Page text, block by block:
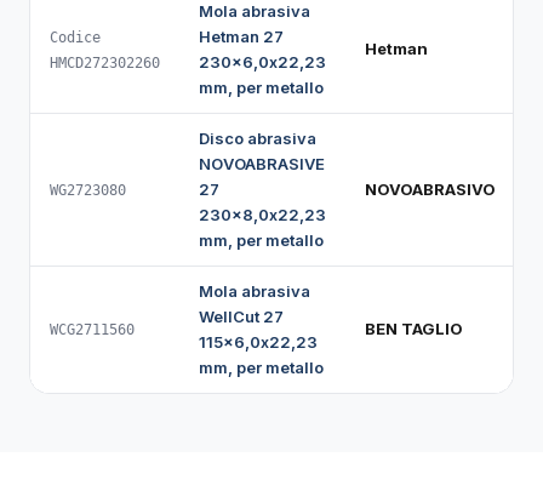
Codice
HMCD272302260
Mola abrasiva
Hetman 27
230x6,0x22,23
mm, per metallo
Hetman
WG2723080
Disco abrasiva
NOVOABRASIVE
27
230x8,0x22,23
mm, per metallo
NOVOABRASIVO
WCG2711560
Mola abrasiva
WellCut 27
115x6,0x22,23
mm, per metallo
BEN TAGLIO